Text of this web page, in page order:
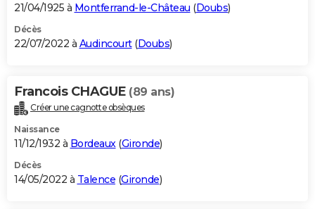
21/04/1925 à Montferrand-le-Château (Doubs)
Décès
22/07/2022 à Audincourt(Doubs)
Francois CHAGUE (89 ans)
Créer une cagnotte obsèques
Naissance
11/12/1932 à Bordeaux(Gironde)
Décès
14/05/2022 à Talence (Gironde)